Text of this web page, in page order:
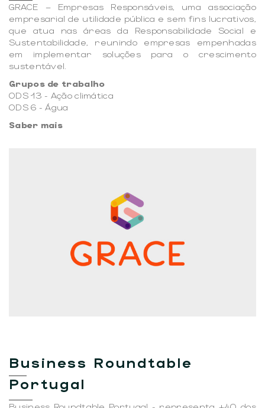
GRACE – Empresas Responsáveis, uma associação
empresarial de utilidade pública e sem fins lucrativos,
que atua nas áreas da Responsabilidade Social e
Sustentabilidade, reunindo empresas empenhadas
em implementar soluções para o crescimento
sustentável.
Grupos de trabalho
ODS 13 - Ação climática
ODS 6 - Água
Saber mais
Business Roundtable
Portugal